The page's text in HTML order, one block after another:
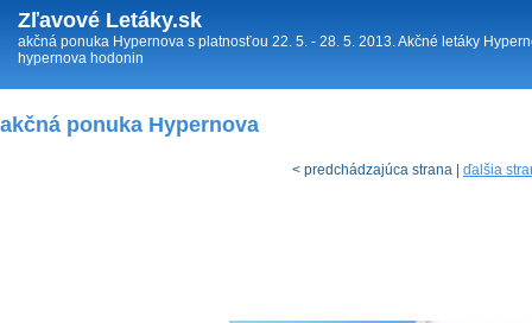
Zľavové Letáky.sk
akčná ponuka Hypernova s platnosťou 22. 5. - 28. 5. 2013. Akčné letáky
hypernova hodonin
akčná ponuka Hypernova
< predchádzajúca strana | ďalšia